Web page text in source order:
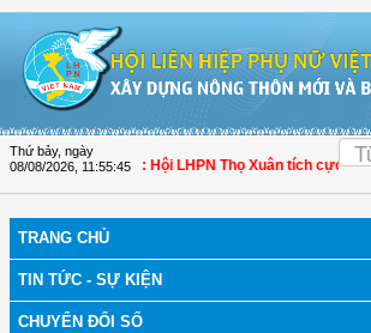
Thứ bảy, ngày
08/08/2026 11:55:46
| Thanh Hóa: Hội LHPN Thọ Xuân tích cực góp
TRANG CHỦ
TIN TỨC - SỰ KIỆN
CHUYỂN ĐỔI SỐ
OK